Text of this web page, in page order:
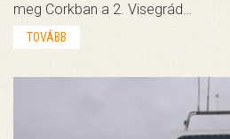
meg Corkban a 2. Visegrád…
TOVÁBB